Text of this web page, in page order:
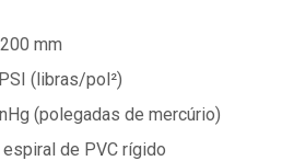
mm
(libras/pol²)
(polegadas de mercúrio)
de PVC rígido